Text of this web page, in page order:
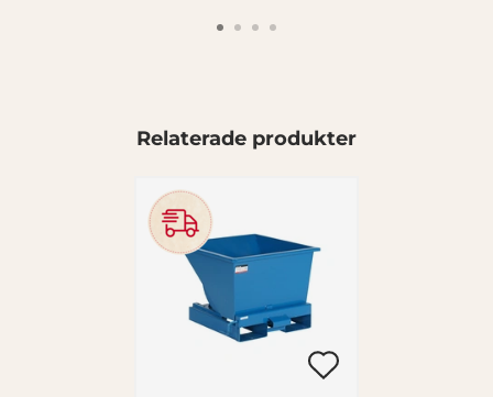
Relaterade produkter